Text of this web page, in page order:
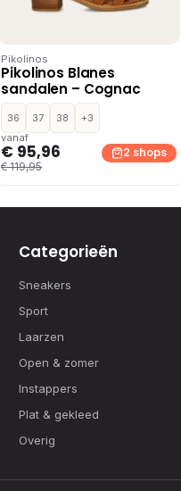
Pikolinos
Pikolinos Blanes
sandalen – Cognac
36 37 38
+3
vanaf
€ 95,96
€ 119,95
2 shops
Categorieën
Sneakers
Sport
Laarzen
Open & zomer
Instappers
Plat & gekleed
Overig